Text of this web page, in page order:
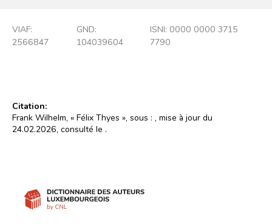
VIAF:
2566847
GND:
104039604
ISNI: 0000 0000 3715
7790
Citation:
Frank Wilhelm, « Félix Thyes », sous : , mise à jour du
24.02.2026, consulté le .